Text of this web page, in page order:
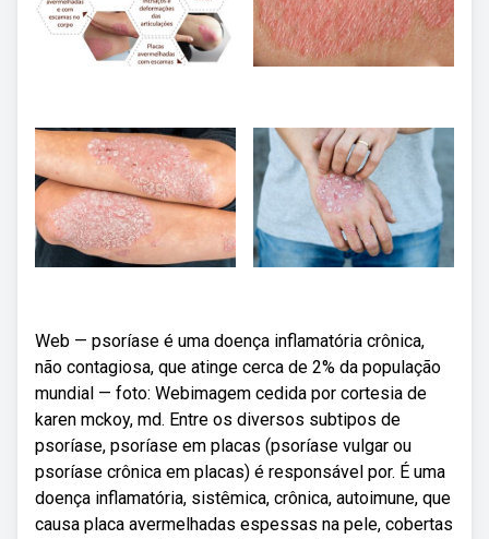
Web — psoríase é uma doença inflamatória crônica,
não contagiosa, que atinge cerca de 2% da população
mundial — foto: Webimagem cedida por cortesia de
karen mckoy, md. Entre os diversos subtipos de
psoríase, psoríase em placas (psoríase vulgar ou
psoríase crônica em placas) é responsável por. É uma
doença inflamatória, sistêmica, crônica, autoimune, que
causa placa avermelhadas espessas na pele, cobertas